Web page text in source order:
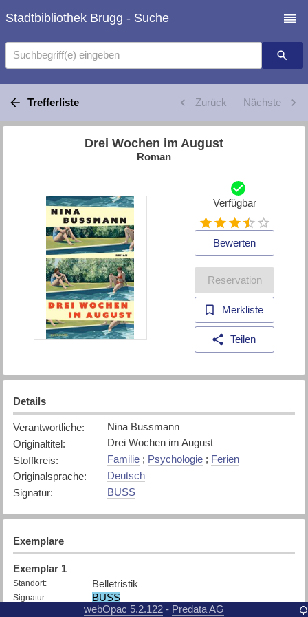
Stadtbibliothek Brugg - Suche
Suchbegriff(e) eingeben
Trefferliste Zurück Nächste
Drei Wochen im August
Roman
Verfügbar
Bewerten
Reservation
Merkliste
Teilen
Details
Verantwortliche:
Nina Bussmann
Originaltitel:
Drei Wochen im August
Stoffkreis: Familie; Psychologie; Ferien
Originalsprache:
Deutsch
Signatur: BUSS
Exemplare
Exemplar 1
Standort: Belletristik
Signatur: BUSS
26.5.2025
webOpac 5.2.122 - Predata AG